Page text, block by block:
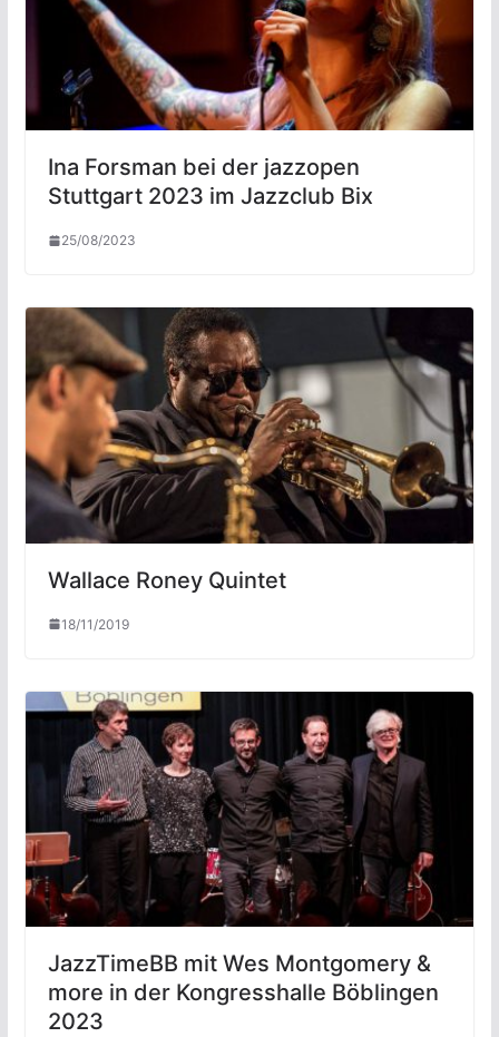
Ina Forsman bei der jazzopen
Stuttgart 2023 im Jazzclub Bix
25/08/2023
Wallace Roney Quintet
18/11/2019
JazzTimeBB mit Wes Montgomery &
more in der Kongresshalle Böblingen
2023